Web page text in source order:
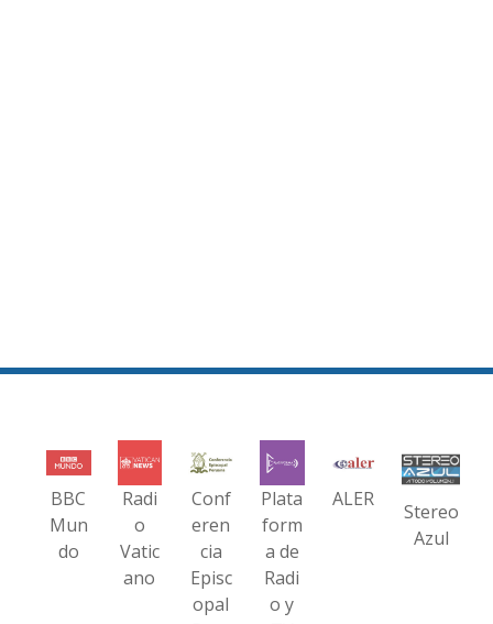
BBC
Mun
do
Radi
o
Vatic
ano
Conf
eren
cia
Episc
opal
Plata
form
a de
Radi
o y
ALER
Stereo
Azul